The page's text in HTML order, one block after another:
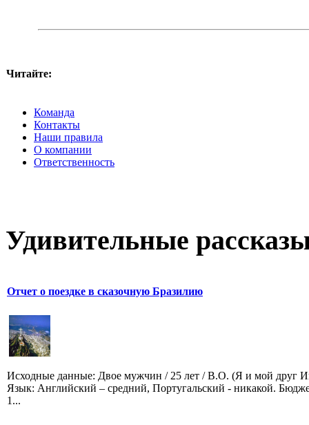
Читайте:
Команда
Контакты
Наши правила
О компании
Ответственность
Удивительные
Отчет о поездке в сказочную Бразилию
Исходные данные: Двое мужчин / 25 лет / В.О. (Я и мой друг
Язык: Английский – средний, Португальский - никакой.
1...